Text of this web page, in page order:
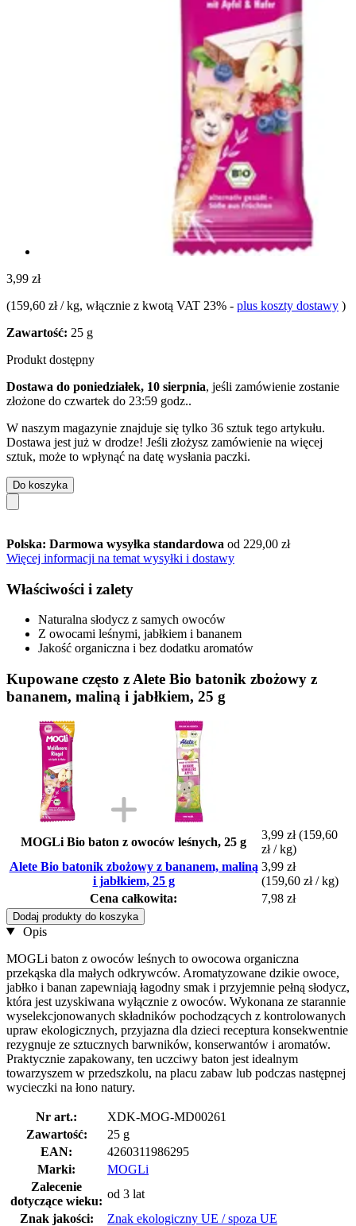
3,99 zł
(159,60 zł / kg, włącznie z kwotą VAT 23% - plus koszty dostawy )
Zawartość: 25 g
Produkt dostępny
Dostawa do poniedziałek, 10 sierpnia, jeśli zamówienie zostanie
złożone do czwartek do 23:59 godz..
W naszym magazynie znajduje się tylko 36 sztuk tego artykułu.
Dostawa jest już w drodze! Jeśli złożysz zamówienie na więcej
sztuk, może to wpłynąć na datę wysłania paczki.
Do koszyka
Polska: Darmowa wysyłka standardowa od 229,00 zł
Więcej informacji na temat wysyłki i dostawy
Właściwości i zalety
Naturalna słodycz z samych owoców
Z owocami leśnymi, jabłkiem i bananem
Jakość organiczna i bez dodatku aromatów
Kupowane często z Alete Bio batonik zbożowy z
bananem, maliną i jabłkiem, 25 g
MOGLi Bio baton z owoców leśnych, 25 g
3,99 zł (159,60
zł / kg)
Alete Bio batonik zbożowy z bananem, maliną
i jabłkiem, 25 g
3,99 zł
(159,60 zł / kg)
Cena całkowita:
7,98 zł
Dodaj produkty do koszyka
Opis
MOGLi baton z owoców leśnych to owocowa organiczna
przekąska dla małych odkrywców. Aromatyzowane dzikie owoce,
jabłko i banan zapewniają łagodny smak i przyjemnie pełną słodycz,
która jest uzyskiwana wyłącznie z owoców. Wykonana ze starannie
wyselekcjonowanych składników pochodzących z kontrolowanych
upraw ekologicznych, przyjazna dla dzieci receptura konsekwentnie
rezygnuje ze sztucznych barwników, konserwantów i aromatów.
Praktycznie zapakowany, ten uczciwy baton jest idealnym
towarzyszem w przedszkolu, na placu zabaw lub podczas następnej
wycieczki na łono natury.
Nr art.:
XDK-MOG-MD00261
Zawartość:
25 g
EAN:
4260311986295
Marki:
MOGLi
Zalecenie
dotyczące wieku:
od 3 lat
Znak jakości:
Znak ekologiczny UE / spoza UE